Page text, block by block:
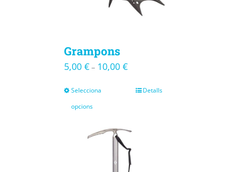
Grampons
5,00 €– 10,00 €
Selecciona
opcions
Detalls